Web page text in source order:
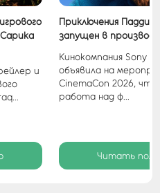
и
Приключения
запущен в
Кинокомпания Sony
объявила на
CinemaCon 2026, что
работа над ф...
Читать